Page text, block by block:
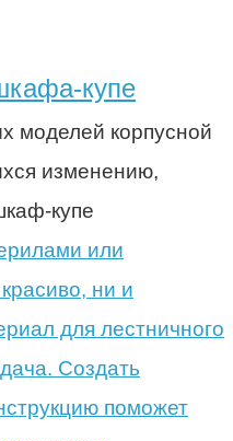
купе
моделей корпусной
изменению,
купе